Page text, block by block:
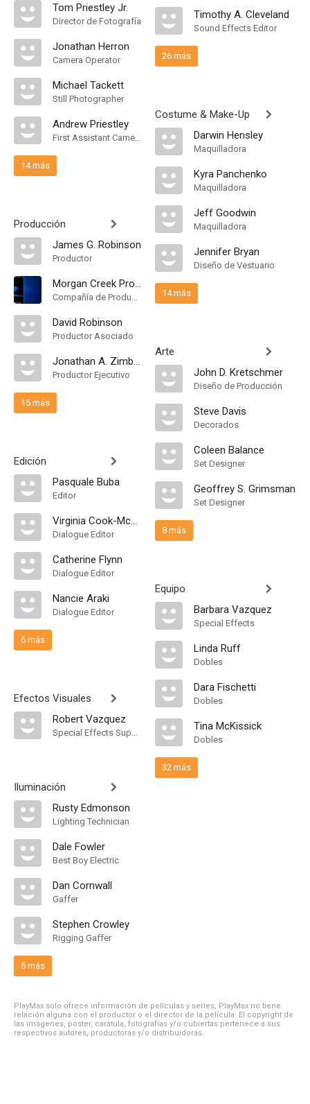
Tom Priestley Jr.
Director de Fotografía
Jonathan Herron
Camera Operator
Michael Tackett
Still Photographer
Andrew Priestley
First Assistant Camera
14 más
Producción
James G. Robinson
Productor
Morgan Creek Productions
Compañía de Produccion
David Robinson
Productor Asociado
Jonathan A. Zimbert
Productor Ejecutivo
15 más
Edición
Pasquale Buba
Editor
Virginia Cook-McGowan
Dialogue Editor
Catherine Flynn
Dialogue Editor
Nancie Araki
Dialogue Editor
6 más
Efectos Visuales
Robert Vazquez
Special Effects Supervisor
Iluminación
Rusty Edmonson
Lighting Technician
Dale Fowler
Best Boy Electric
Dan Cornwall
Gaffer
Stephen Crowley
Rigging Gaffer
5 más
Timothy A. Cleveland
Sound Effects Editor
26 más
Costume & Make-Up
Darwin Hensley
Maquilladora
Kyra Panchenko
Maquilladora
Jeff Goodwin
Maquilladora
Jennifer Bryan
Diseño de Vestuario
14 más
Arte
John D. Kretschmer
Diseño de Producción
Steve Davis
Decorados
Coleen Balance
Set Designer
Geoffrey S. Grimsman
Set Designer
8 más
Equipo
Barbara Vazquez
Special Effects
Linda Ruff
Dobles
Dara Fischetti
Dobles
Tina McKissick
Dobles
32 más
PlayMax solo ofrece información de películas y series, PlayMax no tiene
relación alguna con el productor o el director de la película. El copyright de
las imágenes, póster, carátula, fotografías y/o cubiertas pertenece a sus
respectivos autores, productoras y/o distribuidoras.